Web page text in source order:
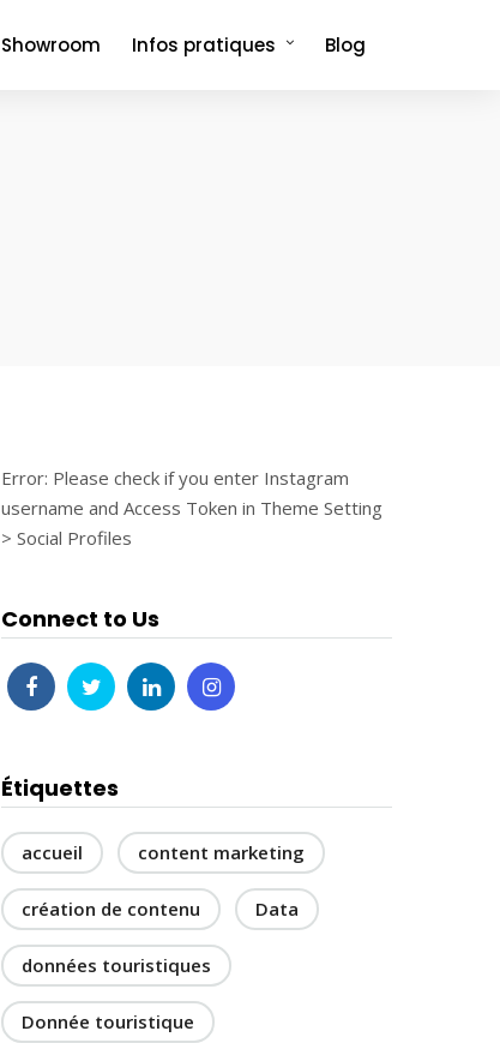
Showroom Infos pratiques Blog
Error: Please check if you enter Instagram
username and Access Token in Theme Setting
> Social Profiles
Connect to Us
Étiquettes
accueil content marketing
création de contenu Data
données touristiques
Donnée touristique